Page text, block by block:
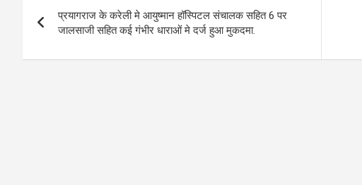
navigation
प्रयागराज के करेली मे आयुष्मान हॉस्पिटल संचालक सहित 6 पर
जालसाजी सहित कई गंभीर धाराओं मे दर्ज हुआ मुकदमा.